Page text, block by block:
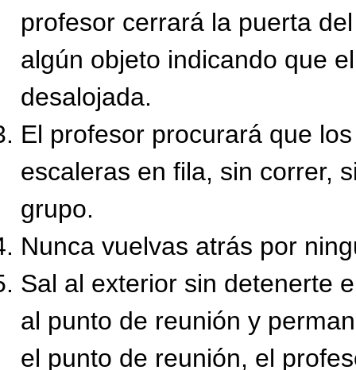
profesor cerrará la puerta
algún objeto indicando que
desalojada.
El profesor procurará que
escaleras en fila, sin correr,
grupo.
Nunca vuelvas atrás por
Sal al exterior sin detenerte
al punto de reunión y
el punto de reunión, el